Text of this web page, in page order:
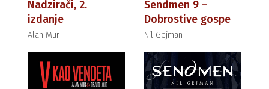
Nadzirači, 2.
izdanje
Alan Mur
Sendmen 9 –
Dobrostive gospe
Nil Gejman